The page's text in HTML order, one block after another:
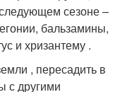
сезоне –
бальзамины,
и хризантему .
, пересадить в
с другими